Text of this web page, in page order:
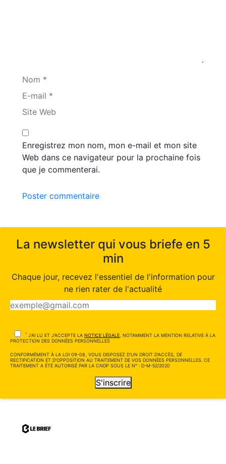
Nom *
E-mail *
Site Web
Enregistrez mon nom, mon e-mail et mon site
Web dans ce navigateur pour la prochaine fois
que je commenterai.
Poster commentaire
La newsletter qui vous briefe en 5
min
Chaque jour, recevez l'essentiel de l'information pour
ne rien rater de l'actualité
* J'AI LU ET J'ACCEPTE LA NOTICE LÉGALE , NOTAMMENT LA MENTION RELATIVE À LA
PROTECTION DES DONNÉES PERSONNELLES
CONFORMÉMENT À LA LOI 09-08, VOUS DISPOSEZ D'UN DROIT D'ACCÈS, DE
RECTIFICATION ET D'OPPOSITION AU TRAITEMENT DE VOS DONNÉES PERSONNELLES. CE
TRAITEMENT A ÉTÉ AUTORISÉ PAR LA CNDP SOUS LE N° : D-M-52/2020
S'inscrire